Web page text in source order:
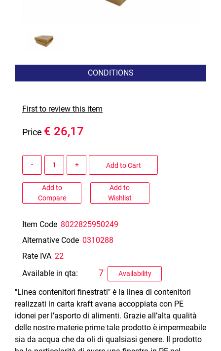
CONDITIONS
First to review this item
Price € 26,17
Add to Cart
Add to
Compare
Add to
Wishlist
Item Code 8022825950249
Alternative Code 0310288
Rate IVA 22
Available in qta:
Availability
7
"Linea contenitori finestrati" è la linea di contenitori
realizzati in carta kraft avana accoppiata con PE
idonei per l’asporto di alimenti. Grazie all’alta qualità
delle nostre materie prime tale prodotto è impermeabile
sia da acqua che da oli di qualsiasi genere. Il prodotto